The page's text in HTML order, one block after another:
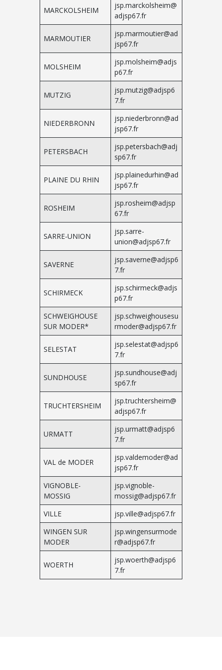
MARCKOLSHEIM
jsp.marckolsheim@
adjsp67.fr
MARMOUTIER
jsp.marmoutier@ad
jsp67.fr
MOLSHEIM
jsp.molsheim@adjs
p67.fr
MUTZIG
jsp.mutzig@adjsp6
7.fr
NIEDERBRONN
jsp.niederbronn@ad
jsp67.fr
PETERSBACH
jsp.petersbach@adj
sp67.fr
PLAINE DU RHIN
jsp.plainedurhin@ad
jsp67.fr
ROSHEIM
jsp.rosheim@adjsp
67.fr
SARRE-UNION
jsp.sarre-
union@adjsp67.fr
SAVERNE
jsp.saverne@adjsp6
7.fr
SCHIRMECK
jsp.schirmeck@adjs
p67.fr
SCHWEIGHOUSE
SUR MODER*
jsp.schweighousesu
rmoder@adjsp67.fr
SELESTAT
jsp.selestat@adjsp6
7.fr
SUNDHOUSE
jsp.sundhouse@adj
sp67.fr
TRUCHTERSHEIM
jsp.truchtersheim@
adjsp67.fr
URMATT
jsp.urmatt@adjsp6
7.fr
VAL de MODER
jsp.valdemoder@ad
jsp67.fr
VIGNOBLE-
MOSSIG
jsp.vignoble-
mossig@adjsp67.fr
VILLE
jsp.ville@adjsp67.fr
WINGEN SUR
MODER
jsp.wingensurmode
r@adjsp67.fr
WOERTH
jsp.woerth@adjsp6
7.fr